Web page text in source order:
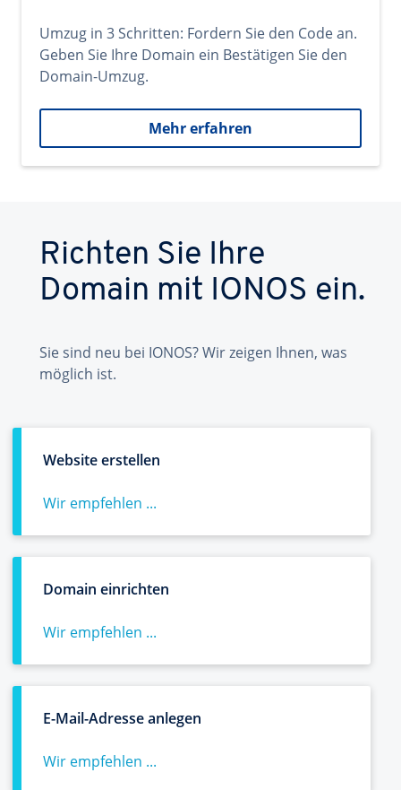
Umzug in 3 Schritten: Fordern Sie den Code an.
Geben Sie Ihre Domain ein Bestätigen Sie den
Domain-Umzug.
Mehr erfahren
Richten Sie Ihre
Domain mit IONOS ein.
Sie sind neu bei IONOS? Wir zeigen Ihnen, was
möglich ist.
Website erstellen
Wir empfehlen ...
Domain einrichten
Wir empfehlen ...
E-Mail-Adresse anlegen
Wir empfehlen ...